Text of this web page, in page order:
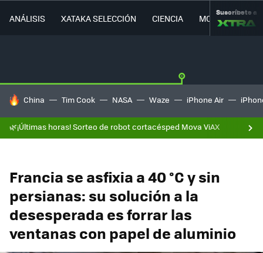
ANÁLISIS XATAKA SELECCIÓN CIENCIA MOVILIDAD
Suscríbete a
HOY SE HABLA DE
China Tim Cook NASA Waze iPhone Air
🌿¡Últimas horas! Sorteo de robot cortacésped Mova ViAX
Francia se asfixia a 40 °C y sin
persianas: su solución a la
desesperada es forrar las
ventanas con papel de aluminio